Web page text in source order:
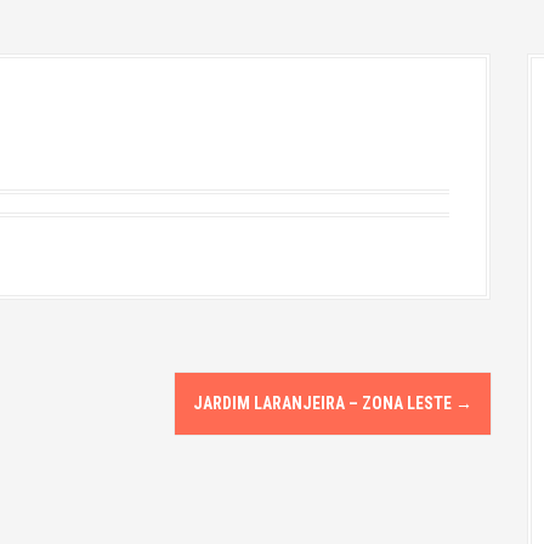
JARDIM LARANJEIRA – ZONA LESTE →